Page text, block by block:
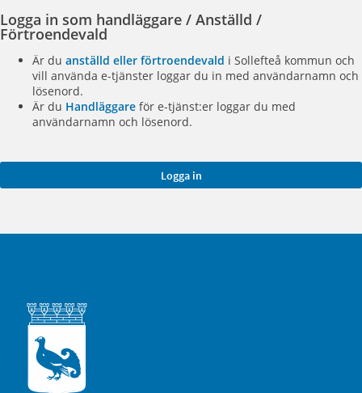
Logga in som handläggare / Anställd /
Förtroendevald
Är du anställd eller förtroendevald i Sollefteå kommun och
vill använda e-tjänster loggar du in med användarnamn och
lösenord.
Är du Handläggare för e-tjänst:er loggar du med
användarnamn och lösenord.